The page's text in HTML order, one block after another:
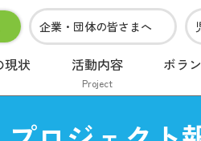
企業・団体の皆さまへ
現状 活動内容
Project
ボラ